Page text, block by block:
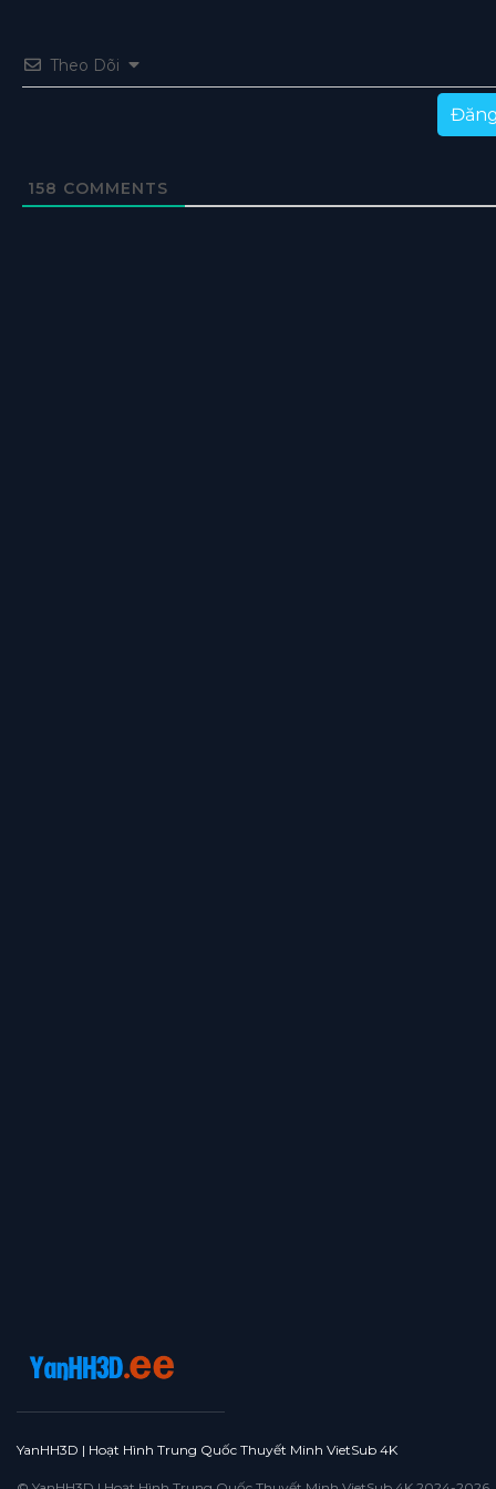
Tập 30 Tập 29 Tập 28 Tập 27 Tập 26
Theo Dõi
158 COMMENTS
YanHH3D | Hoạt Hình Trung Quốc Thuyết Minh VietSub 4K